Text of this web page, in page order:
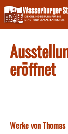
Skip
to
content
eröffnet
Werke von